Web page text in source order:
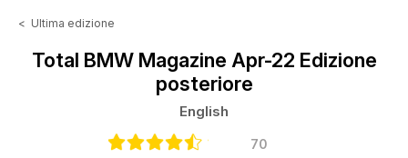
< Ultima edizione
Total BMW Magazine Apr-22 Edizione
posteriore
English
70